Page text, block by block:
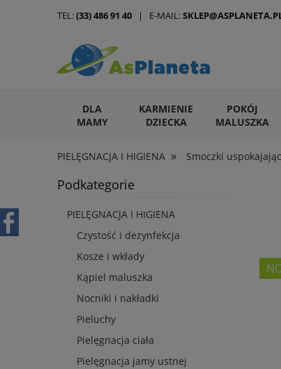
DLA
MAMY
KARMIENIE
DZIECKA
POKÓJ
MALUSZKA
ARTYKUŁY DLA ZWIERZĄT
PIELĘGNACJA I HIGIENA » Smoczki
TEL:(33) 486 91 40 | E-MAIL:
Podkategorie
PIELĘGNACJA I HIGIENA
Czystość i dezynfekcja
Kosze i wkłady
Kąpiel maluszka
Nocniki i nakładki
Pieluchy
Pielęgnacja ciała
Pielęgnacja jamy ustnej